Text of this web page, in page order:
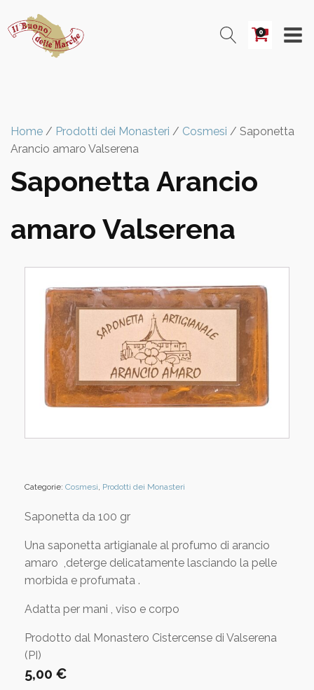
0
Home / Prodotti dei Monasteri / Cosmesi / Saponetta
Arancio amaro Valserena
Saponetta Arancio
amaro Valserena
Categorie: Cosmesi Prodotti dei Monasteri
Saponetta da 100 gr
Una saponetta artigianale al profumo di arancio
amaro ,deterge delicatamente lasciando la pelle
morbida e profumata .
Adatta per mani , viso e corpo
Prodotto dal Monastero Cistercense di Valserena
(PI)
5,00 €